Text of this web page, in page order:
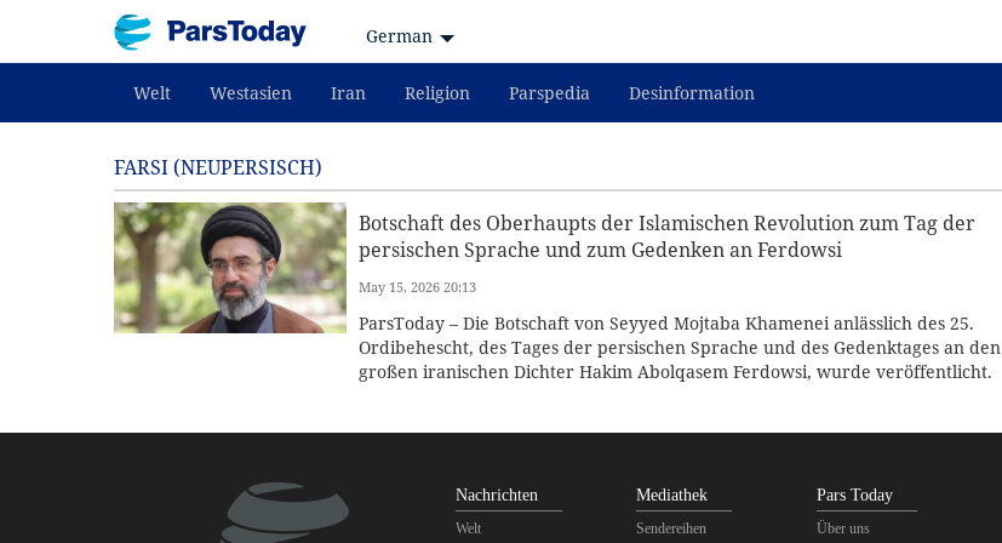
German
Welt Westasien Iran Religion Parspedia Desinformation
FARSI (NEUPERSISCH)
Botschaft des Oberhaupts der Islamischen Revolution zum Tag der
persischen Sprache und zum Gedenken an Ferdowsi
May 15, 2026 20:13
ParsToday – Die Botschaft von Seyyed Mojtaba Khamenei anlässlich des 25.
Ordibehescht, des Tages der persischen Sprache und des Gedenktages an den
großen iranischen Dichter Hakim Abolqasem Ferdowsi, wurde veröffentlicht.
Nachrichten
Welt
Mediathek
Sendereihen
Pars Today
Über uns